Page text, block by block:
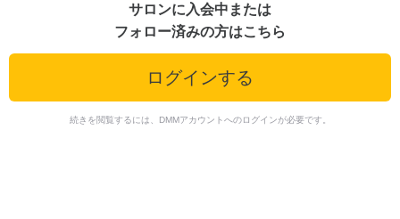
サロンに入会中または
フォロー済みの方はこちら
ログインする
続きを閲覧するには、DMMアカウントへのログインが必要です。